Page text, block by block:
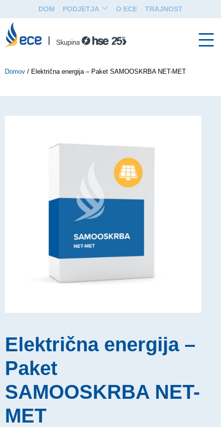
DOM PODJETJA O ECE TRAJNOST
Domov / Električna energija – Paket SAMOOSKRBA NET-MET
Električna energija –
Paket
SAMOOSKRBA NET-
MET